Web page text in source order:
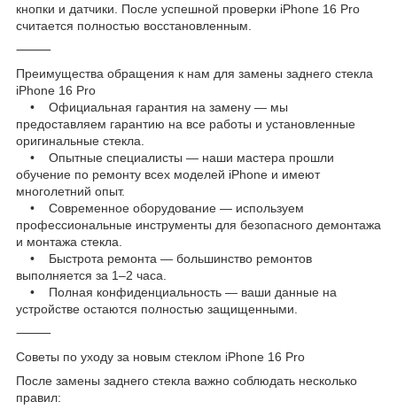
кнопки и датчики. После успешной проверки iPhone 16 Pro
считается полностью восстановленным.
⸻
Преимущества обращения к нам для замены заднего стекла
iPhone 16 Pro
• Официальная гарантия на замену — мы
предоставляем гарантию на все работы и установленные
оригинальные стекла.
• Опытные специалисты — наши мастера прошли
обучение по ремонту всех моделей iPhone и имеют
многолетний опыт.
• Современное оборудование — используем
профессиональные инструменты для безопасного демонтажа
и монтажа стекла.
• Быстрота ремонта — большинство ремонтов
выполняется за 1–2 часа.
• Полная конфиденциальность — ваши данные на
устройстве остаются полностью защищенными.
⸻
Советы по уходу за новым стеклом iPhone 16 Pro
После замены заднего стекла важно соблюдать несколько
правил: